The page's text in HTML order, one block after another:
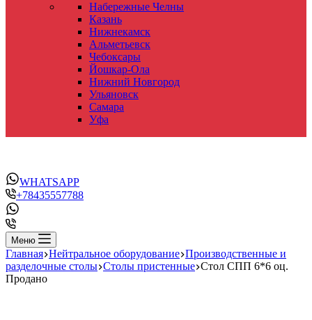
Набережные Челны
Казань
Нижнекамск
Альметьевск
Чебоксары
Йошкар-Ола
Нижний Новгород
Ульяновск
Самара
Уфа
WHATSAPP
+78435557788
Меню
Главная Нейтральное оборудование Производственные и
разделочные столы Столы пристенные Стол СПП 6*6 оц.
Продано